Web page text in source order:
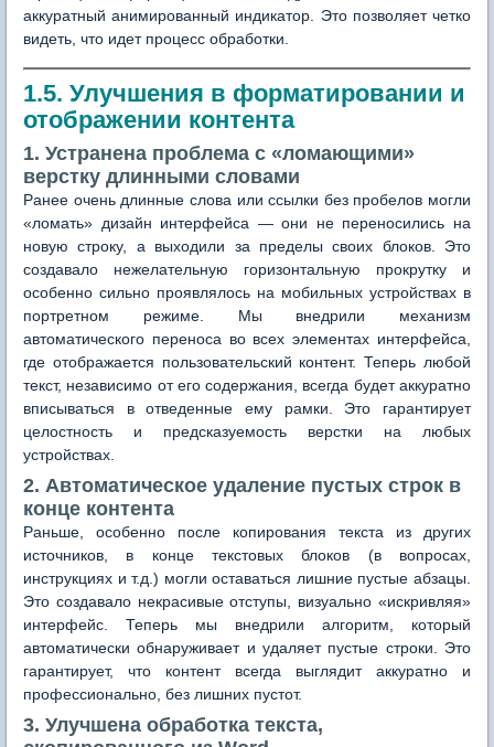
аккуратный анимированный индикатор. Это позволяет четко
видеть, что идет процесс обработки.
1.5. Улучшения в форматировании и
отображении контента
1. Устранена проблема с «ломающими»
верстку длинными словами
Ранее очень длинные слова или ссылки без пробелов могли
«ломать» дизайн интерфейса — они не переносились на
новую строку, а выходили за пределы своих блоков. Это
создавало нежелательную горизонтальную прокрутку и
особенно сильно проявлялось на мобильных устройствах в
портретном режиме. Мы внедрили механизм
автоматического переноса во всех элементах интерфейса,
где отображается пользовательский контент. Теперь любой
текст, независимо от его содержания, всегда будет аккуратно
вписываться в отведенные ему рамки. Это гарантирует
целостность и предсказуемость верстки на любых
устройствах.
2. Автоматическое удаление пустых строк в
конце контента
Раньше, особенно после копирования текста из других
источников, в конце текстовых блоков (в вопросах,
инструкциях и т.д.) могли оставаться лишние пустые абзацы.
Это создавало некрасивые отступы, визуально «искривляя»
интерфейс. Теперь мы внедрили алгоритм, который
автоматически обнаруживает и удаляет пустые строки. Это
гарантирует, что контент всегда выглядит аккуратно и
профессионально, без лишних пустот.
3. Улучшена обработка текста,